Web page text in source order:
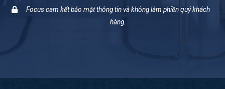
Focus cam kết bảo mật thông tin và không làm phiền quý khách
hàng.